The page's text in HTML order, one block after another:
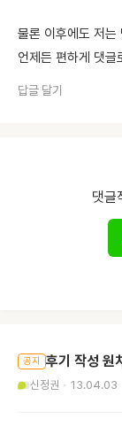
물론 이후에도 저는
언제든 편하게 댓
답글 달기
댓글
공지 후기 작성 원
신정권 13.04.03